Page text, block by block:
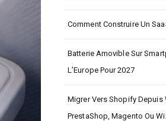
Comment Construire Un
Batterie Amovible Sur
L’Europe Pour 2027
Migrer Vers Shopify Depuis
PrestaShop, Magento Ou